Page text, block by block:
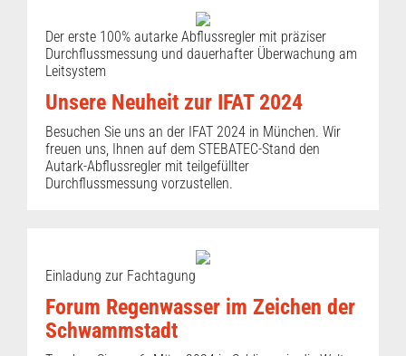
Der erste 100% autarke Abflussregler mit präziser
Durchflussmessung und dauerhafter Überwachung am
Leitsystem
Unsere Neuheit zur IFAT 2024
Besuchen Sie uns an der IFAT 2024 in München. Wir
freuen uns, Ihnen auf dem STEBATEC-Stand den
Autark-Abflussregler mit teilgefüllter
Durchflussmessung vorzustellen.
Einladung zur Fachtagung
Forum Regenwasser im Zeichen der
Schwammstadt